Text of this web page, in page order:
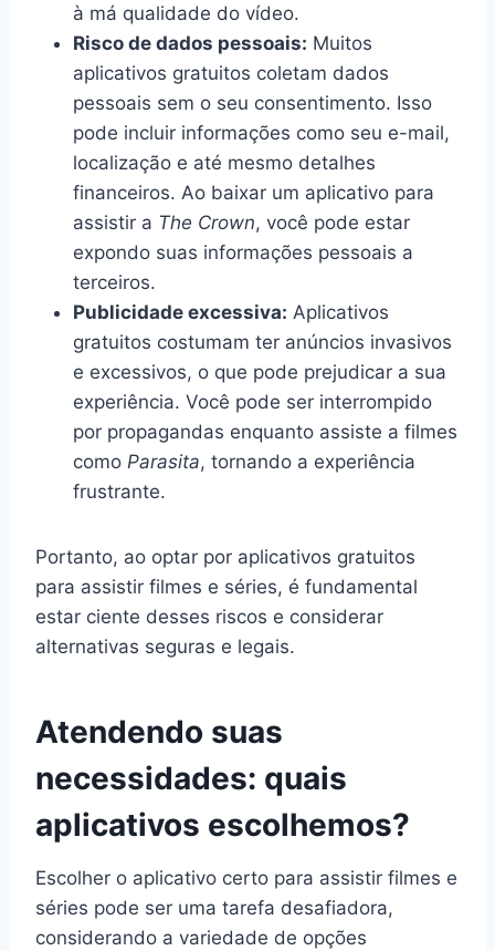
à má qualidade do vídeo.
Risco de dados pessoais: Muitos
aplicativos gratuitos coletam dados
pessoais sem o seu consentimento. Isso
pode incluir informações como seu e-mail,
localização e até mesmo detalhes
financeiros. Ao baixar um aplicativo para
assistir a The Crown, você pode estar
expondo suas informações pessoais a
terceiros.
Publicidade excessiva: Aplicativos
gratuitos costumam ter anúncios invasivos
e excessivos, o que pode prejudicar a sua
experiência. Você pode ser interrompido
por propagandas enquanto assiste a filmes
como Parasita, tornando a experiência
frustrante.
Portanto, ao optar por aplicativos gratuitos
para assistir filmes e séries, é fundamental
estar ciente desses riscos e considerar
alternativas seguras e legais.
Atendendo suas
necessidades: quais
aplicativos escolhemos?
Escolher o aplicativo certo para assistir filmes e
séries pode ser uma tarefa desafiadora,
considerando a variedade de opções